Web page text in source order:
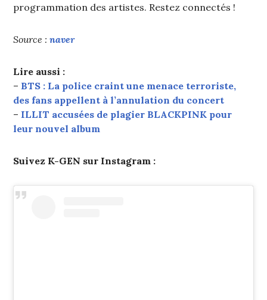
programmation des artistes. Restez connectés !
Source :naver
Lire aussi :
– BTS : La police craint une menace terroriste,
des fans appellent à l’annulation du concert
– ILLIT accusées de plagier BLACKPINK pour
leur nouvel album
Suivez K-GEN sur Instagram :